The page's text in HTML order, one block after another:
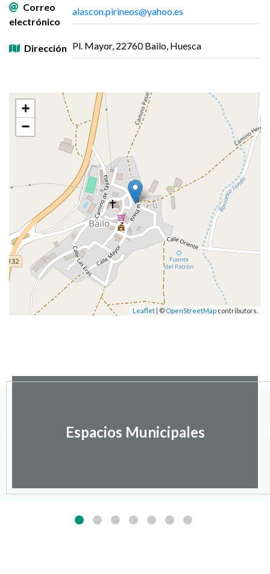
Correo
electrónico
alascon.pirineos@yahoo.es
Dirección Pl. Mayor, 22760 Bailo, Huesca
+
−
Leaflet | ©OpenStreetMap contributors.
Espacios Municipales